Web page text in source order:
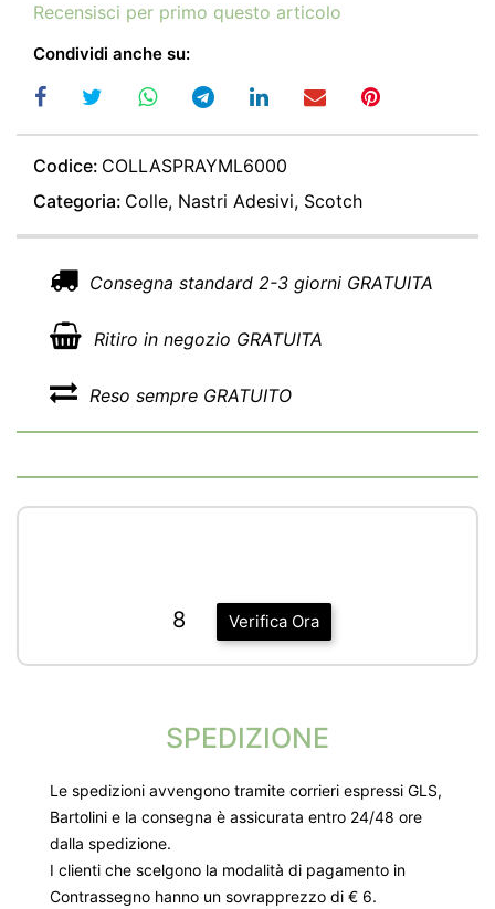
Recensisci per primo questo articolo
Condividi anche su:
Codice: COLLASPRAYML6000
Categoria: Colle, Nastri Adesivi, Scotch
Consegna standard 2-3 giorni GRATUITA
Ritiro in negozio GRATUITA
Reso sempre GRATUITO
Verifica Ora
8
SPEDIZIONE
Le spedizioni avvengono tramite corrieri espressi GLS,
Bartolini e la consegna è assicurata entro 24/48 ore
dalla spedizione.
I clienti che scelgono la modalità di pagamento in
Contrassegno hanno un sovrapprezzo di € 6.